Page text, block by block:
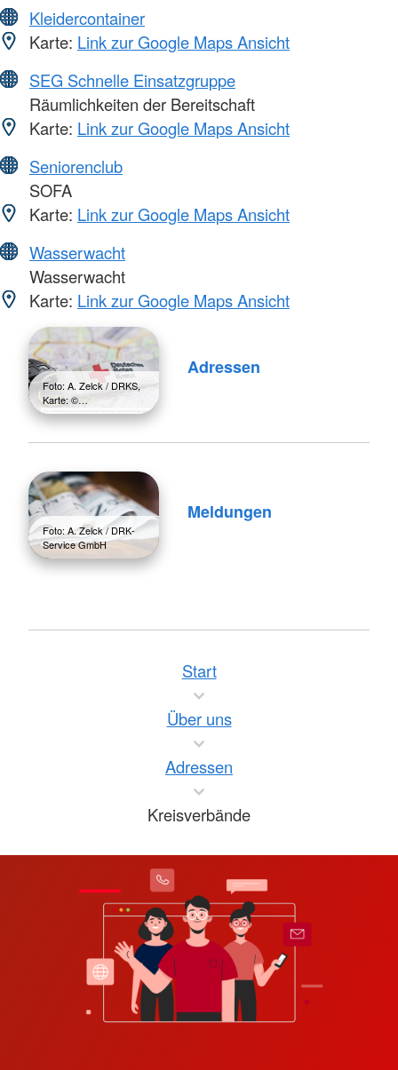
Kleidercontainer
Karte: Link zur Google Maps Ansicht
SEG Schnelle Einsatzgruppe
Räumlichkeiten der Bereitschaft
Karte: Link zur Google Maps Ansicht
Seniorenclub
SOFA
Karte: Link zur Google Maps Ansicht
Wasserwacht
Wasserwacht
Karte: Link zur Google Maps Ansicht
Foto: A. Zelck / DRKS,
Karte: ©…
Adressen
Foto: A. Zelck / DRK-
Service GmbH
Meldungen
Start
Über uns
Adressen
Kreisverbände